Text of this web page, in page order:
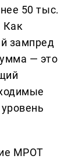
50 тыс.
Как
зампред
— это
МРОТ